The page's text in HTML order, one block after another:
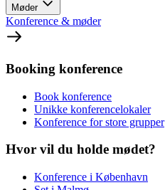
Møder
Konference & møder
Booking konference
Book konference
Unikke konferencelokaler
Konference for store grupper
Hvor vil du holde mødet?
Konference i København